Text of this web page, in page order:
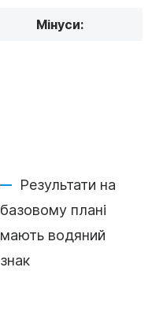
Мінуси:
Результати на
базовому плані
мають водяний
знак